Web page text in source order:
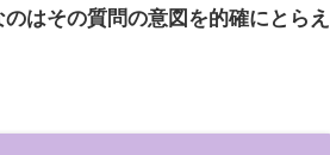
はその質問の意図を的確にとらえ